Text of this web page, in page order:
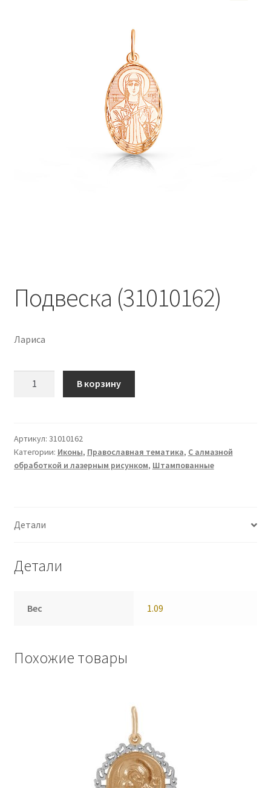
Подвеска (31010162)
Лариса
В корзину
Артикул: 31010162
Категории: Иконы, Православная тематика, С алмазной
обработкой и лазерным рисунком, Штампованные
Детали
Детали
Вес 1.09
Похожие товары